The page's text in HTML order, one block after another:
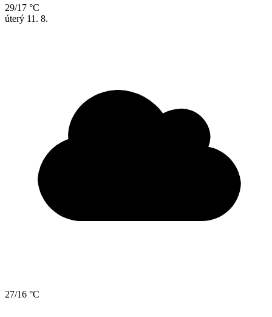
29/17 °C
úterý 11. 8.
27/16 °C